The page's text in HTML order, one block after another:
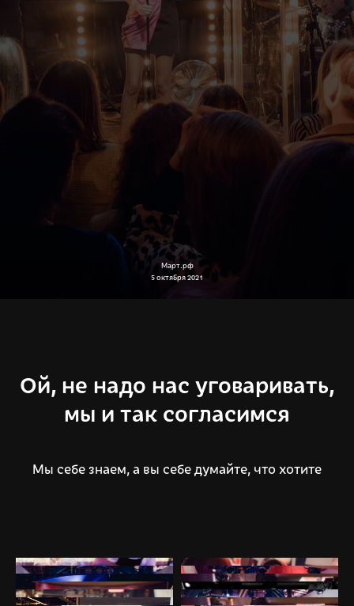
Март.рф
5 октября 2021
Ой, не надо нас уговаривать,
мы и так согласимся
Мы себе знаем, а вы себе думайте, что хотите